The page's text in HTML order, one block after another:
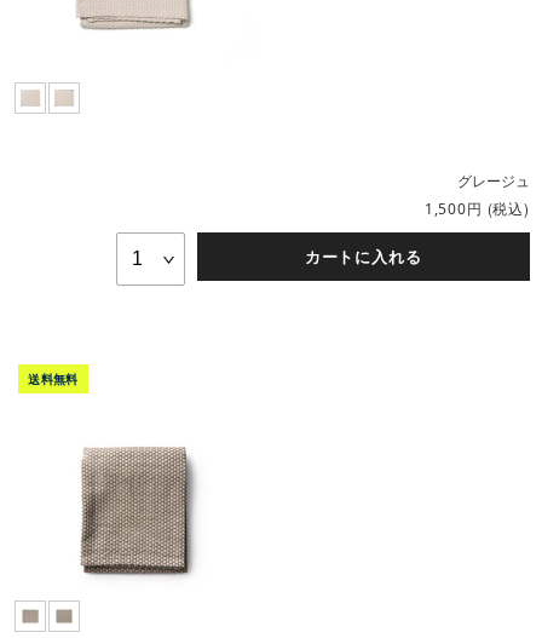
グレージュ
1,500円 (税込)
カートに入れる